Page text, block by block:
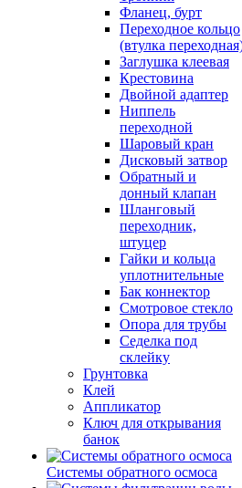
Фланец, бурт
Переходное кольцо
(втулка
Заглушка клеевая
Крестовина
Двойной адаптер
Ниппель
переходной
Шаровый кран
Дисковый затвор
Обратный и
донный клапан
Шланговый
переходник,
штуцер
Гайки и кольца
уплотнительные
Бак коннектор
Смотровое стекло
Опора для трубы
Седелка под
склейку
Грунтовка
Клей
Аппликатор
Ключ для открывания
банок
Системы обратного осмоса